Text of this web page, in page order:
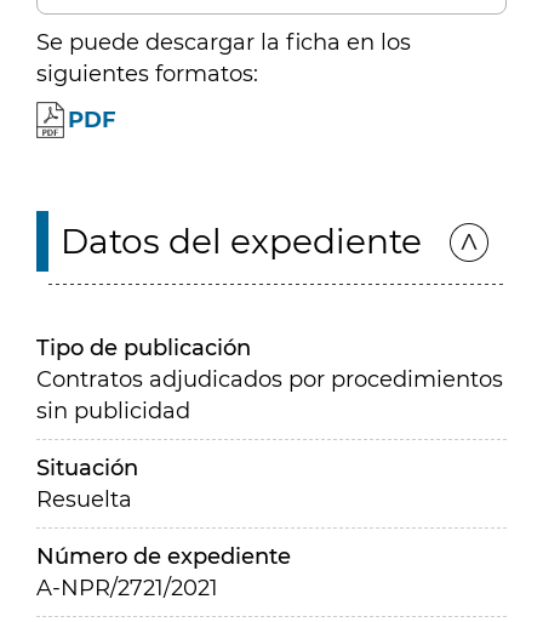
Se puede descargar la ficha en los
siguientes formatos:
PDF
Datos del expediente
Tipo de publicación
Contratos adjudicados por procedimientos
sin publicidad
Situación
Resuelta
Número de expediente
A-NPR/2721/2021